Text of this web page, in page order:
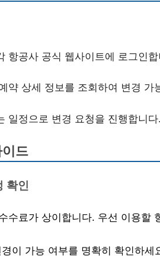
항공사 공식 웹사이트에 로그인
약 상세 정보를 조회하여 변경 가
일정으로 변경 요청을 진행합니다.
드
확인
수료가 상이합니다. 우선 이용할
이 가능 여부를 명확히 확인하세